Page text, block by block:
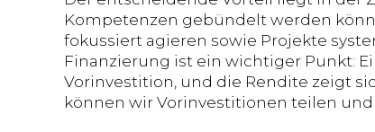
Kompetenzen gebündelt werden
fokussiert agieren sowie Projekte
Finanzierung ist ein wichtiger Punkt:
Vorinvestition, und die Rendite zeigt
können wir Vorinvestitionen teilen